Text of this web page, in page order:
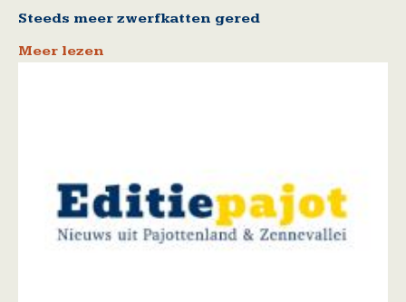
Steeds meer zwerfkatten gered
Meer lezen